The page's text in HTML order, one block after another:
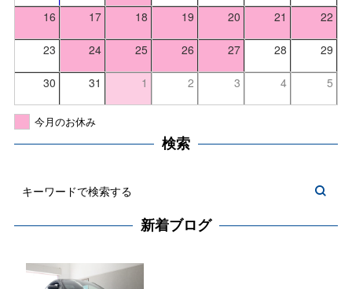
16 17 18 19 20 21 22
23 24 25 26 27 28 29
30 31 1 2 3 4 5
今月のお休み
検索
新着ブログ